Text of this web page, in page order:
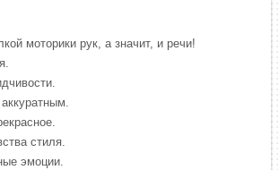
моторики рук, а значит, и речи!
стиля.
эмоции.